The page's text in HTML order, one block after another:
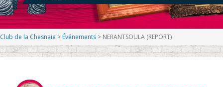
Club de la Chesnaie > Événements > NERANTSOULA (REPORT)